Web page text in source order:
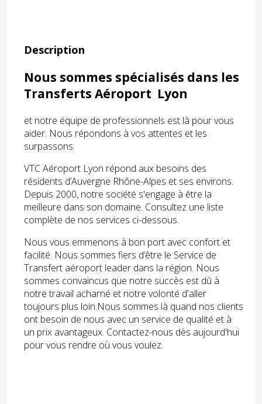
Description
Nous sommes spécialisés dans les
Transferts Aéroport Lyon
et notre équipe de professionnels est là pour vous
aider. Nous répondons à vos attentes et les
surpassons.
VTC Aéroport Lyon répond aux besoins des
résidents d’Auvergne Rhône-Alpes et ses environs.
Depuis 2000, notre société s'engage à être la
meilleure dans son domaine. Consultez une liste
complète de nos services ci-dessous.
Nous vous emmenons à bon port avec confort et
facilité. Nous sommes fiers d’être le Service de
Transfert aéroport leader dans la région. Nous
sommes convaincus que notre succès est dû à
notre travail acharné et notre volonté d'aller
toujours plus loin.Nous sommes là quand nos clients
ont besoin de nous avec un service de qualité et à
un prix avantageux. Contactez-nous dès aujourd'hui
pour vous rendre où vous voulez.